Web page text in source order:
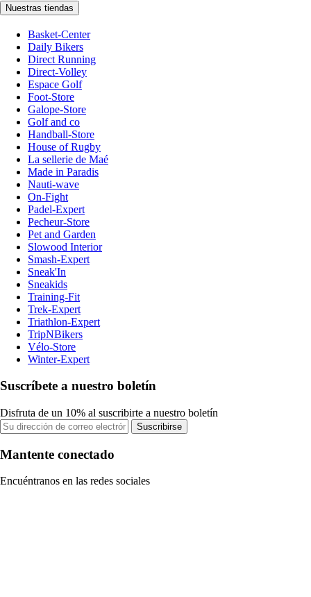
Nuestras tiendas
Basket-Center
Daily Bikers
Direct Running
Direct-Volley
Espace Golf
Foot-Store
Galope-Store
Golf and co
Handball-Store
House of Rugby
La sellerie de Maé
Made in Paradis
Nauti-wave
On-Fight
Padel-Expert
Pecheur-Store
Pet and Garden
Slowood Interior
Smash-Expert
Sneak'In
Sneakids
Training-Fit
Trek-Expert
Triathlon-Expert
TripNBikers
Vélo-Store
Winter-Expert
Suscríbete a nuestro boletín
Disfruta de un 10% al suscribirte a nuestro boletín
Suscribirse
Mantente conectado
Encuéntranos en las redes sociales